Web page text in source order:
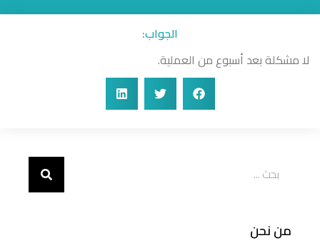
الجواب:
لا مشكلة بعد أسبوع من العملية.
من نحن